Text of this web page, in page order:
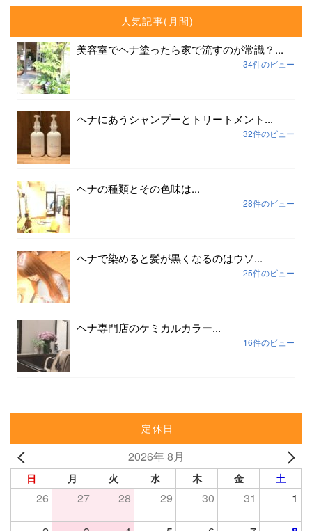
人気記事(月間)
美容室でヘナ塗ったら家で流すのが常識？...
34件のビュー
ヘナにあうシャンプーとトリートメント...
32件のビュー
ヘナの種類とその色味は...
28件のビュー
ヘナで染めると髪が黒くなるのはウソ...
25件のビュー
ヘナ専門店のケミカルカラー...
16件のビュー
定休日
2026年 8月
日 月 火 水 木 金 土
26 27 28 29 30 31 1